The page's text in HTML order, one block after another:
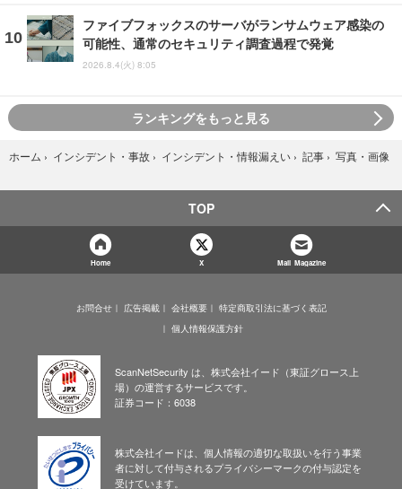
ファイブフォックスのサーバがランサムウェア感染の
可能性、通常のセキュリティ調査過程で発覚
2026.8.4(火) 8:05
ランキングをもっと見る
ホーム › インシデント・事故 › インシデント・情報漏えい › 記事 › 写真・画像
TOP
Home X Mail Magazine
お問合せ 広告掲載 会社概要
特定商取引法に基づく表記
個人情報保護方針
ScanNetSecurity は、株式会社イード（東証グロース上
場）の運営するサービスです。
証券コード：6038
株式会社イードは、個人情報の適切な取扱いを行う事業
者に対して付与されるプライバシーマークの付与認定を
受けています。